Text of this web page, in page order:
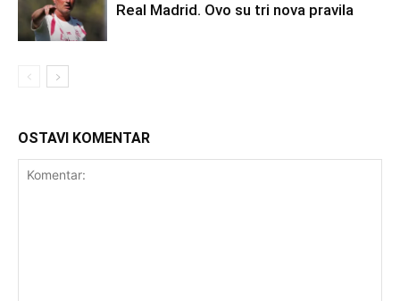
Real Madrid. Ovo su tri nova pravila
OSTAVI KOMENTAR